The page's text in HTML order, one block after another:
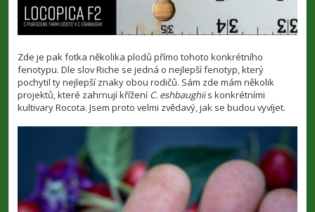
Zde je pak fotka několika plodů přímo tohoto konkrétního
fenotypu. Dle slov Riche se jedná o nejlepší fenotyp, který
pochytil ty nejlepší znaky obou rodičů. Sám zde mám několik
projektů, které zahrnují křížení C. eshbaughiis konkrétními
kultivary Rocota. Jsem proto velmi zvědavý, jak se budou vyvíjet.